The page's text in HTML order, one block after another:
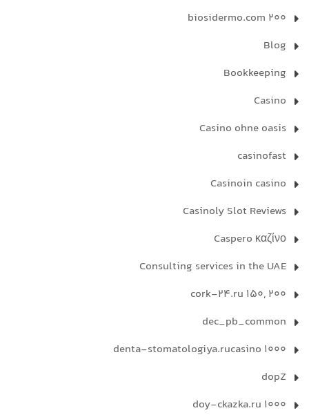
biosidermo.com 200
Blog
Bookkeeping
Casino
Casino ohne oasis
casinofast
Casinoin casino
Casinoly Slot Reviews
Caspero καζίνο
Consulting services in the UAE
cork-24.ru 150, 200
dec_pb_common
denta-stomatologiya.rucasino 1000
dopZ
doy-ckazka.ru 1000